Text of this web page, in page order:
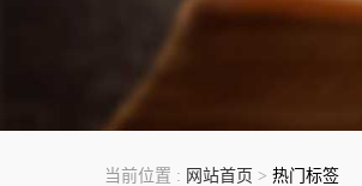
当前位置 : 网站首页 > 热门标签